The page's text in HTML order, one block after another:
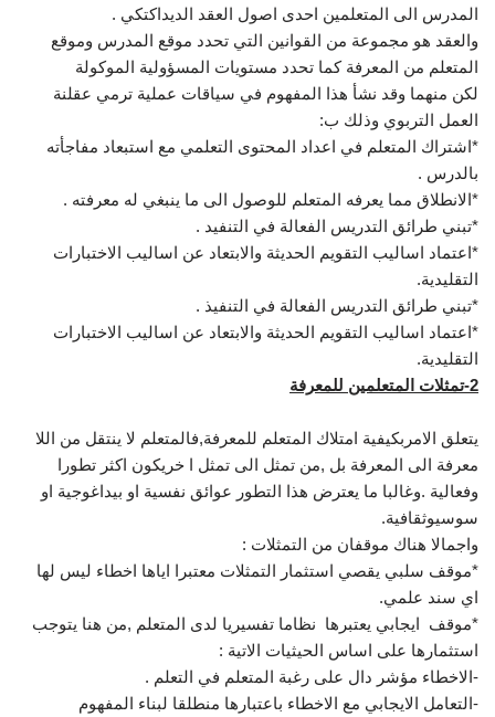
المدرس الى المتعلمين احدى اصول العقد الديداكتكي .
والعقد هو مجموعة من القوانين التي تحدد موقع المدرس وموقع
المتعلم من المعرفة كما تحدد مستويات المسؤولية الموكولة
لكن منهما وقد نشأ هذا المفهوم في سياقات عملية ترمي عقلنة
العمل التربوي وذلك ب:
*اشتراك المتعلم في اعداد المحتوى التعلمي مع استبعاد مفاجأته
بالدرس .
*الانطلاق مما يعرفه المتعلم للوصول الى ما ينبغي له معرفته .
*تبني طرائق التدريس الفعالة في التنفيد .
*اعتماد اساليب التقويم الحديثة والابتعاد عن اساليب الاختبارات
التقليدية.
*تبني طرائق التدريس الفعالة في التنفيذ .
*اعتماد اساليب التقويم الحديثة والابتعاد عن اساليب الاختبارات
التقليدية.
2-تمثلات المتعلمين للمعرفة
يتعلق الامربكيفية امتلاك المتعلم للمعرفة,فالمتعلم لا ينتقل من اللا
معرفة الى المعرفة بل ,من تمثل الى تمثل ا خريكون اكثر تطورا
وفعالية .وغالبا ما يعترض هذا التطور عوائق نفسية او بيداغوجية او
سوسيوثقافية.
واجمالا هناك موقفان من التمثلات :
*موقف سلبي يقصي استثمار التمثلات معتبرا اياها اخطاء ليس لها
اي سند علمي.
*موقف ايجابي يعتبرها نظاما تفسيريا لدى المتعلم ,من هنا يتوجب
استثمارها على اساس الحيثيات الاتية :
-الاخطاء مؤشر دال على رغبة المتعلم في التعلم .
-التعامل الايجابي مع الاخطاء باعتبارها منطلقا لبناء المفهوم